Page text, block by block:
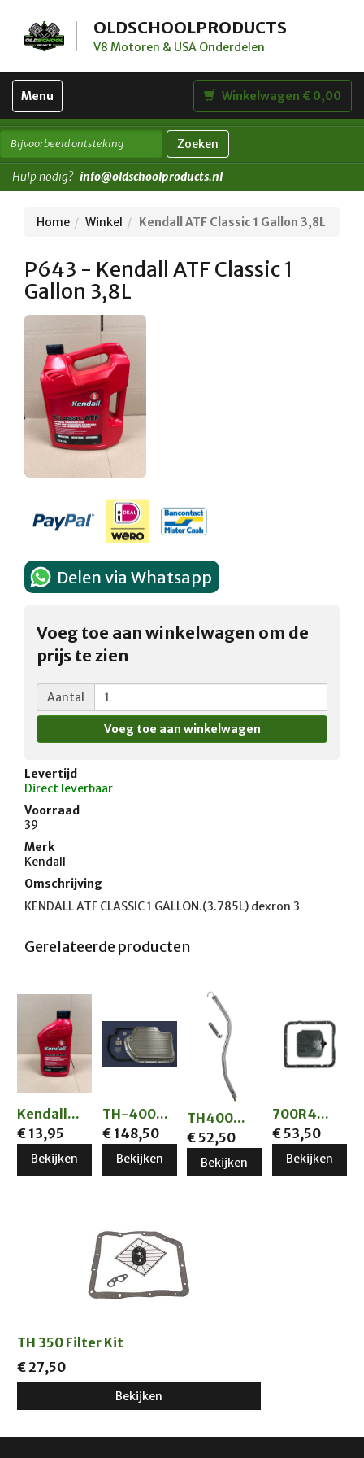
OLDSCHOOLPRODUCTS
V8 Motoren & USA Onderdelen
Toggle
navigation
Menu Winkelwagen € 0,00
Zoeken
Hulp nodig? info@oldschoolproducts.nl
Home Winkel Kendall ATF Classic 1 Gallon 3,8L
P643 - Kendall ATF Classic 1
Gallon 3,8L
Delen via Whatsapp
Voeg toe aan winkelwagen om de
prijs te zien
Aantal
Levertijd
Direct leverbaar
Voorraad
39
Merk
Kendall
Omschrijving
KENDALL ATF CLASSIC 1 GALLON.(3.785L) dexron 3
Gerelateerde producten
Kendall...
€ 13,95
Bekijken
TH-400...
€ 148,50
Bekijken
TH400...
€ 52,50
Bekijken
700R4...
€ 53,50
Bekijken
TH 350 Filter Kit
€ 27,50
Bekijken